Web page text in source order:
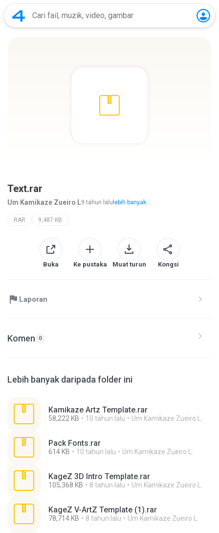
Text.rar
Um Kamikaze Zueiro L9 tahun lalu lebih banyak...
RAR 9,487 KB
Buka Ke pustaka Muat turun Kongsi
Laporan
Komen 0
Lebih banyak daripada folder ini
Kamikaze Artz Template.rar
58,222 KB 10 tahun lalu Um Kamikaze Zueiro L.
Pack Fonts.rar
614 KB 10 tahun lalu Um Kamikaze Zueiro L.
KageZ 3D Intro Template.rar
105,368 KB 8 tahun lalu Um Kamikaze Zueiro L.
KageZ V-ArtZ Template (1).rar
78,714 KB 8 tahun lalu Um Kamikaze Zueiro L.